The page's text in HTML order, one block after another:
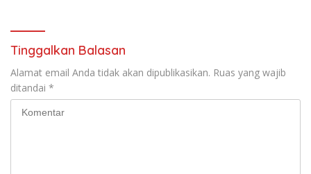
Tinggalkan Balasan
Alamat email Anda tidak akan dipublikasikan. Ruas yang wajib
ditandai *